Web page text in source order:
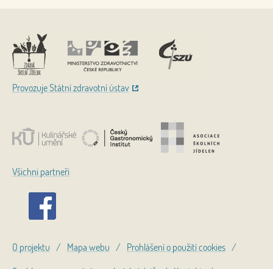
Provozuje Státní zdravotní ústav
Všichni partneři
O projektu / Mapa webu / Prohlášení o použití cookies /